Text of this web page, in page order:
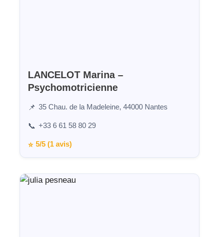
LANCELOT Marina –
Psychomotricienne
📌 35 Chau. de la Madeleine, 44000 Nantes
📞 +33 6 61 58 80 29
⭐ 5/5 (1 avis)